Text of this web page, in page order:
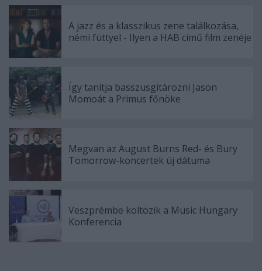
A jazz és a klasszikus zene találkozása,
némi füttyel - Ilyen a HAB című film zenéje
Így tanítja basszusgitározni Jason
Momoát a Primus főnöke
Megvan az August Burns Red- és Bury
Tomorrow-koncertek új dátuma
Veszprémbe költözik a Music Hungary
Konferencia